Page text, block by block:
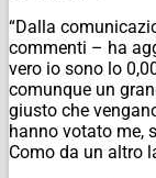
“Dalla
commenti – ha
vero io sono lo
comunque un
giusto che
hanno votato me,
Como da un altro